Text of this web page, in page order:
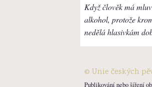
Když člověk má
alkohol, protože
nedělá hlasivkám
© Unie českých
Publikování nebo šíření